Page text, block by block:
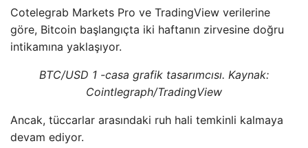
Cotelegrab Markets Pro ve TradingView verilerine
göre, Bitcoin başlangıçta iki haftanın zirvesine doğru
intikamına yaklaşıyor.
BTC/USD 1 -casa grafik tasarımcısı. Kaynak:
Cointlegraph/TradingView
Ancak, tüccarlar arasındaki ruh hali temkinli kalmaya
devam ediyor.